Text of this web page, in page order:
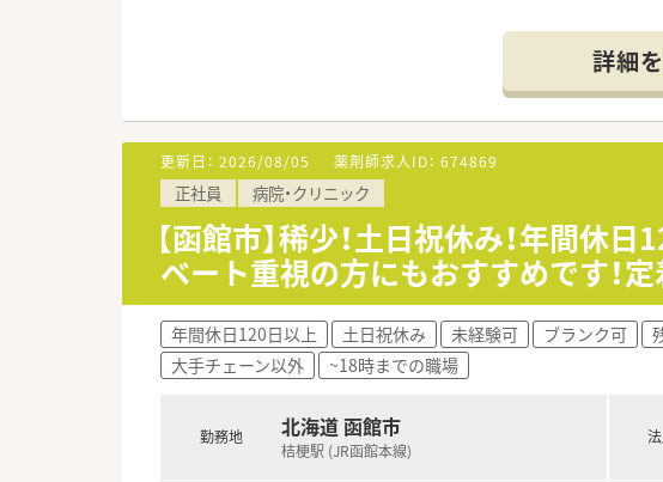
■主に精神科・心療内科領域の処方箋に基づく
■患者様との対話を重視し、服薬アドヒアラ
■在宅医療にも取り組んでおり、地域に根差し
【こんな方にオススメ】
■調剤業務のスピードよりも、患者様との対話
■精神科という専門領域に特化して、ご自身
■年間休日125日と福利厚生を重視し、ワーク
詳細
更新日： 2026/08/05 薬剤師求人ID： 674869
正社員 病院・クリニック
【函館市】稀少！土日祝休み！年間
ベート重視の方にもおすすめです！
年間休日120日以上 土日祝休み 未経験可 ブランク可
大手チェーン以外
~18時までの職場
勤務地 北海道 函館市
桔梗駅 (JR函館本線)